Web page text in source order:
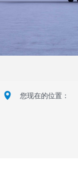
넹 您现在的位置：